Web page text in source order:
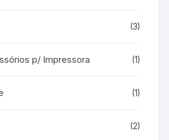
(3)
p/ Impressora (1)
(1)
(2)